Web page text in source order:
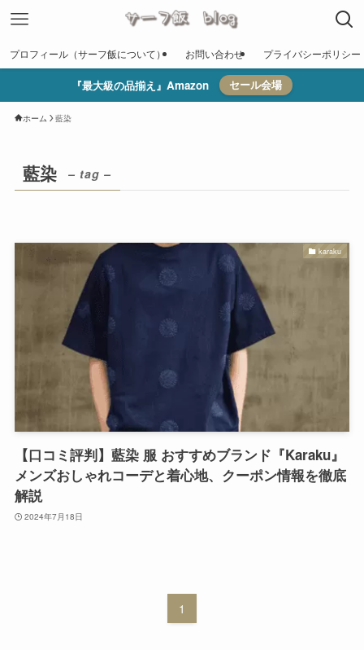
プロフィール（サーフ飯について） お問い合わせ プライバシーポリシー
『最大級の品揃え』Amazon セール会場
ホーム 藍染
藍染 – tag –
karaku
【口コミ評判】藍染 服 おすすめブランド『Karaku』
メンズおしゃれコーデと着心地、クーポン情報を徹底
解説
2024年7月18日
1